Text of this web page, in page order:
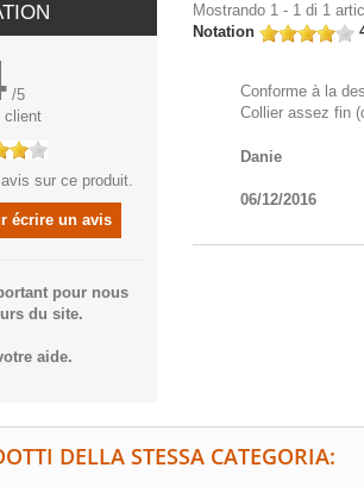
/5
client
sur ce produit.
écrire un avis
pour nous
du site.
aide.
Mostrando 1 - 1 di 1
Notation
Conforme à la
Collier assez fin
Danie
06/12/2016
DELLA STESSA CATEGORIA: